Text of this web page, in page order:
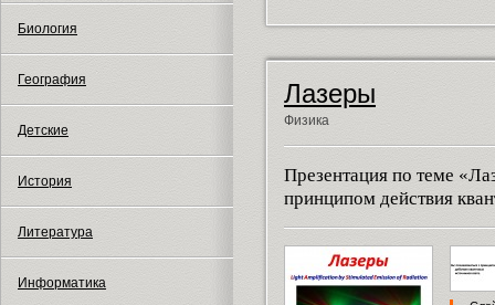
Биология
География
Детские
История
Литература
Информатика
Лазеры
Физика
Презентация по теме
принципом действия